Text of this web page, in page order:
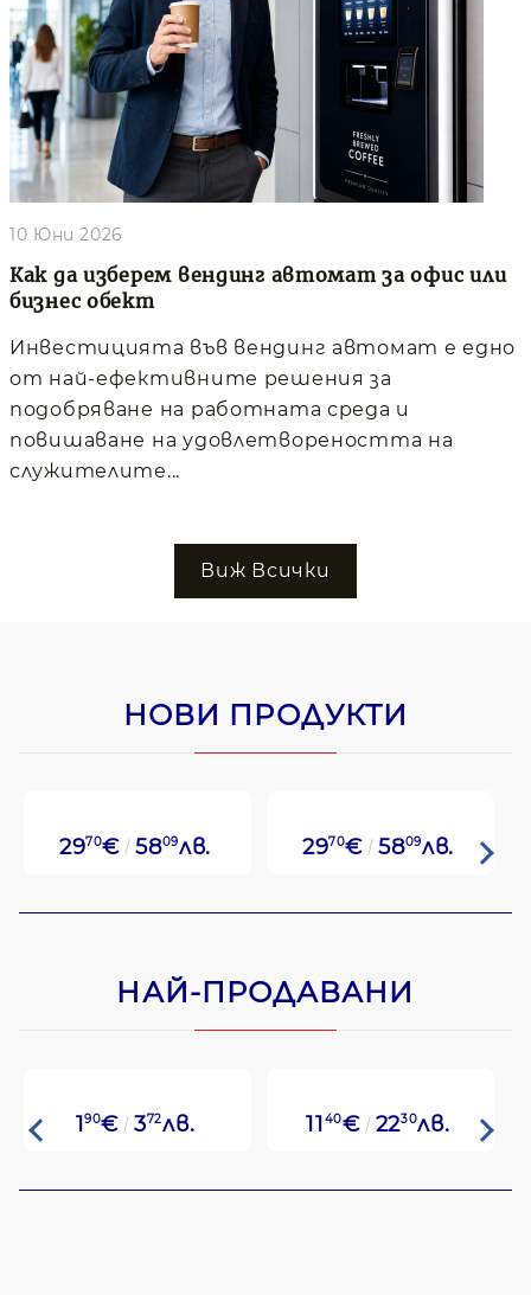
Как да изберем вендинг автомат за офис или
бизнес обект
10 Юни 2026
Инвестицията във вендинг автомат е едно
от най-ефективните решения за
подобряване на работната среда и
повишаване на удовлетвореността на
служителите...
Виж Всички
НОВИ ПРОДУКТИ
2970€ 5809лв. 2970€ 5809лв.
НАЙ-ПРОДАВАНИ
190€ 372лв. 11 40€ 2230лв.